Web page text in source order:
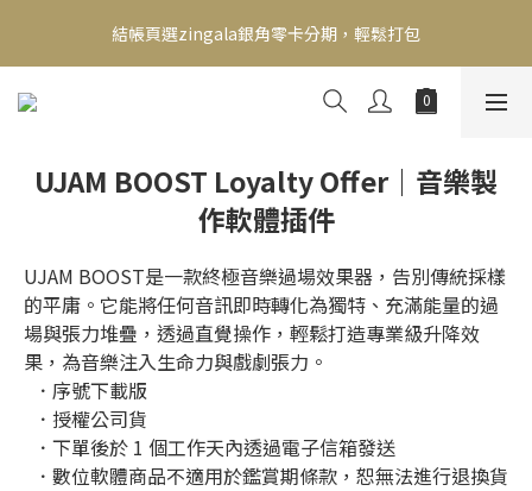
新會員送500！滿額最高回饋2000，刷卡最高12期零利率，馬上了
解👉
結帳頁選zingala銀角零卡分期，輕鬆打包
新會員送500！滿額最高回饋2000，刷卡最高12期零利率，馬上了
UJAM BOOST Loyalty Offer｜音樂製
作軟體插件
UJAM BOOST是一款終極音樂過場效果器，告別傳統採樣
的平庸。它能將任何音訊即時轉化為獨特、充滿能量的過
場與張力堆疊，透過直覺操作，輕鬆打造專業級升降效
果，為音樂注入生命力與戲劇張力。
  ．序號下載版
  ．授權公司貨
  ．下單後於 1 個工作天內透過電子信箱發送
  ．數位軟體商品不適用於鑑賞期條款，恕無法進行退換貨